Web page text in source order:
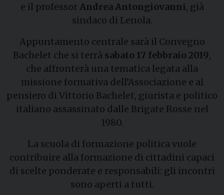
e il professor Andrea Antongiovanni, già
sindaco di Lenola.
Appuntamento centrale sarà il Convegno
Bachelet che si terrà sabato 17 febbraio 2019,
che affronterà una tematica legata alla
missione formativa dell’Associazione e al
pensiero di Vittorio Bachelet, giurista e politico
italiano assassinato dalle Brigate Rosse nel
1980.
La scuola di formazione politica vuole
contribuire alla formazione di cittadini capaci
di scelte ponderate e responsabili: gli incontri
sono aperti a tutti.